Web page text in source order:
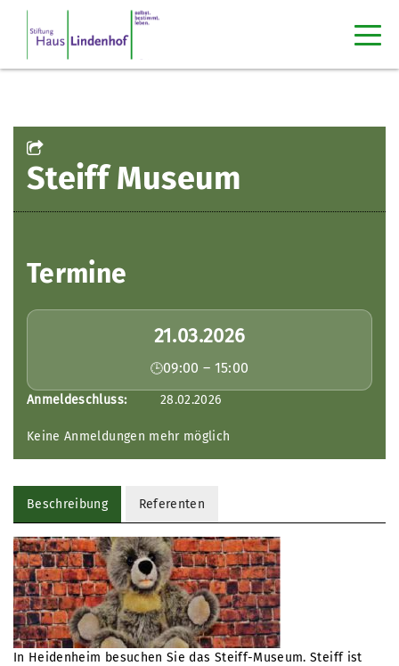
Steiff Museum
Termine
21.03.2026
09:00 – 15:00
Anmeldeschluss: 28.02.2026
Keine Anmeldungen mehr möglich
Beschreibung Referenten
In Heidenheim besuchen Sie das Steiff-Museum. Steiff ist